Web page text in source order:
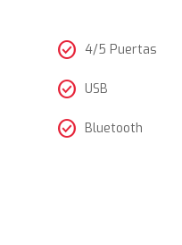
check_circle 4/5 Puertas
check_circle USB
check_circle Bluetooth